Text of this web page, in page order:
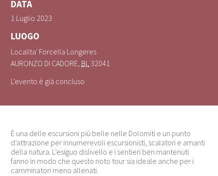
DATA
1 Luglio 2023
LUOGO
Localita' Forcella Longeres
AURONZO DI CADORE, BL 32041
L'evento è già concluso
È una delle escursioni più belle nelle Dolomiti e un punto
d’attrazione per innumerevoli escursionisti, scalatori e amanti
della natura. L’esiguo dislivello e i sentieri ben mantenuti
fanno in modo che questo noto tour sia ideale anche per i
camminatori meno allenati.